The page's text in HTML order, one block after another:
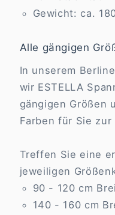
Gewicht: ca.
Alle gängigen
In unserem
wir ESTELLA
gängigen Größen
Farben für Sie zur
Treffen Sie eine
jeweiligen
90 - 120 cm
140 - 160 cm